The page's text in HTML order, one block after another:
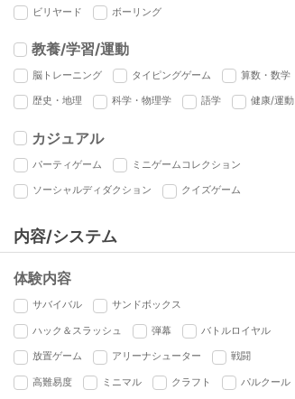
ビリヤード ボーリング
教養/学習/運動
脳トレーニング タイピングゲーム 算数・数学
歴史・地理 科学・物理学 語学 健康/運動
カジュアル
パーティゲーム ミニゲームコレクション
ソーシャルディダクション クイズゲーム
内容/システム
体験内容
サバイバル サンドボックス
ハック＆スラッシュ 弾幕 バトルロイヤル
放置ゲーム アリーナシューター 戦闘
高難易度 ミニマル クラフト パルクール